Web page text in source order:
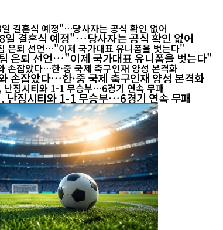
결혼식 예정"…당사자는 공식 확인 없어
은퇴 선언…"이제 국가대표 유니폼을 벗는다"
손잡았다…한·중 국제 축구인재 양성 본격화
난징시티와 1-1 무승부…6경기 연속 무패